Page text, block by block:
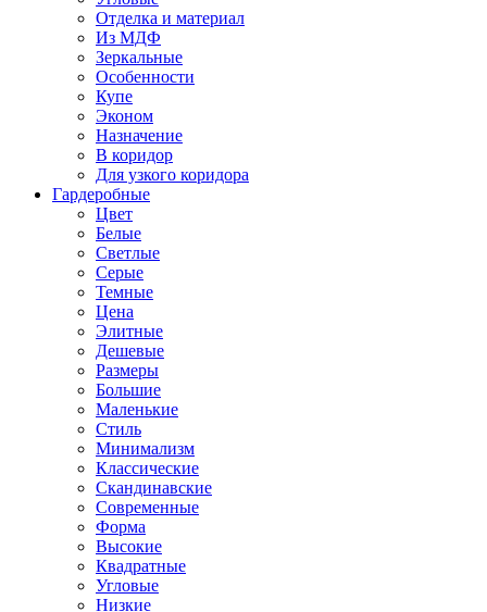
Отделка и материал
Из МДФ
Зеркальные
Особенности
Купе
Эконом
Назначение
В коридор
Для узкого коридора
Гардеробные
Цвет
Белые
Светлые
Серые
Темные
Цена
Элитные
Дешевые
Размеры
Большие
Маленькие
Стиль
Минимализм
Классические
Скандинавские
Современные
Форма
Высокие
Квадратные
Угловые
Низкие